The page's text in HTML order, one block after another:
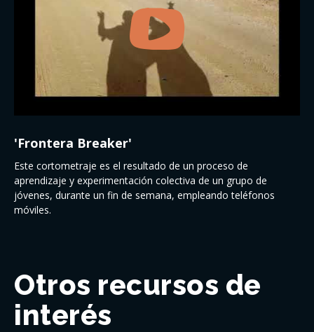
'Frontera Breaker'
Este cortometraje es el resultado de un proceso de
aprendizaje y experimentación colectiva de un grupo de
jóvenes, durante un fin de semana, empleando teléfonos
móviles.
Otros recursos de
interés